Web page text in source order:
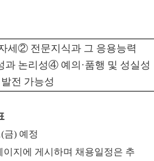
세 ② 전문지식과 그 응용능력
과 논리성④ 예의 ·품행 및 성실성
전 가능성
금) 예정
지에 게시하며 채용일정은 추